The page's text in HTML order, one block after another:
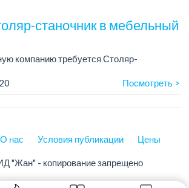
станочник в мебельный
компанию требуется Столяр-
с 08.00 до 18.00.
Посмотреть >
О нас Условия публикации Цены
"Жан" - копирование запрещено